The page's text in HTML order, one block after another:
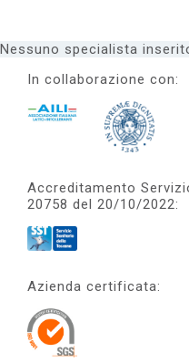
Nessuno specialista
In collaborazione con:
Accreditamento
20758 del 20/10/2022:
Azienda certificata: